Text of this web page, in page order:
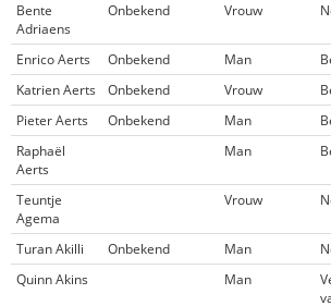
Bente
Adriaens
Onbekend Vrouw
Enrico Aerts Onbekend Man
Katrien Aerts
Onbekend Vrouw
Pieter Aerts
Onbekend Man
Raphaël
Aerts
Man
Teuntje
Agema
Vrouw
Turan Akilli Onbekend Man
Quinn Akins
Man